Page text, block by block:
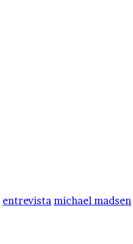
entrevista michael madsen